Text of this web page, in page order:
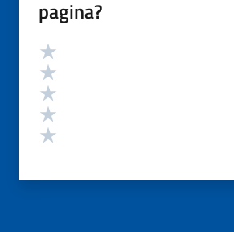
pagina?
Valutazione